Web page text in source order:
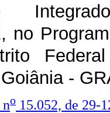
no
-
o 15.052, de 29-